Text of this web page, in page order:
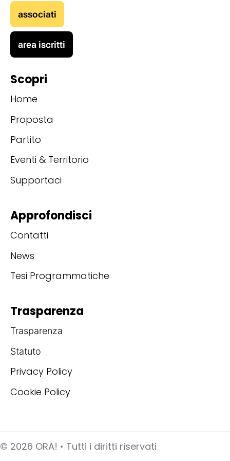
associati
area iscritti
Scopri
Home
Proposta
Partito
Eventi & Territorio
Supportaci
Approfondisci
Contatti
News
Tesi Programmatiche
Trasparenza
Trasparenza
Statuto
Privacy Policy
Cookie Policy
© 2026 ORA! • Tutti i diritti riservati